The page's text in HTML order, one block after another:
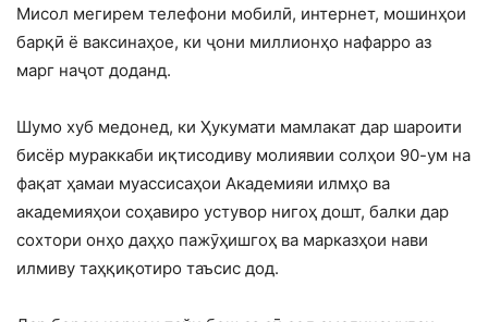
Мисол мегирем телефони мобилӣ, интернет, мошинҳои
барқӣ ё ваксинаҳое, ки ҷони миллионҳо нафарро аз
марг наҷот доданд.
Шумо хуб медонед, ки Ҳукумати мамлакат дар шароити
бисёр мураккаби иқтисодиву молиявии солҳои 90-ум на
фақат ҳамаи муассисаҳои Академияи илмҳо ва
академияҳои соҳавиро устувор нигоҳ дошт, балки дар
сохтори онҳо даҳҳо пажӯҳишгоҳ ва марказҳои нави
илмиву таҳқиқотиро таъсис дод.